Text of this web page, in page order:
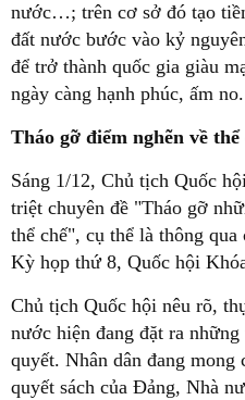
nước…; trên cơ sở đó tạo
đất nước bước vào kỷ
để trở thành quốc gia giàu
ngày càng hạnh phúc, ấm no.
Tháo gỡ điểm nghẽn về thể
Sáng 1/12, Chủ tịch Quốc
triệt chuyên đề "Tháo gỡ
thể chế", cụ thể là thông
Kỳ họp thứ 8, Quốc hội
Chủ tịch Quốc hội nêu rõ,
nước hiện đang đặt ra
quyết. Nhân dân đang
quyết sách của Đảng, Nhà